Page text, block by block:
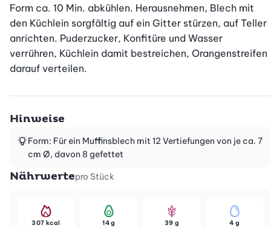
Form ca. 10 Min. abkühlen. Herausnehmen, Blech mit
den Küchlein sorgfältig auf ein Gitter stürzen, auf Teller
anrichten. Puderzucker, Konfitüre und Wasser
verrühren, Küchlein damit bestreichen, Orangenstreifen
darauf verteilen.
Hinweise
Form: Für ein Muffinsblech mit 12 Vertiefungen von je ca. 7
cm Ø, davon 8 gefettet
Nährwertepro Stück
307 kcal 14 g 39 g 4 g